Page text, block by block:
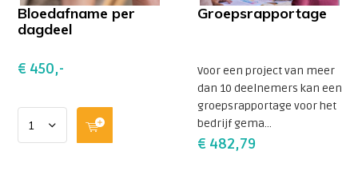
Bloedafname per
dagdeel
€ 450,-
Groepsrapportage
Voor een project van meer
dan 10 deelnemers kan een
groepsrapportage voor het
bedrijf gema...
€ 482,79